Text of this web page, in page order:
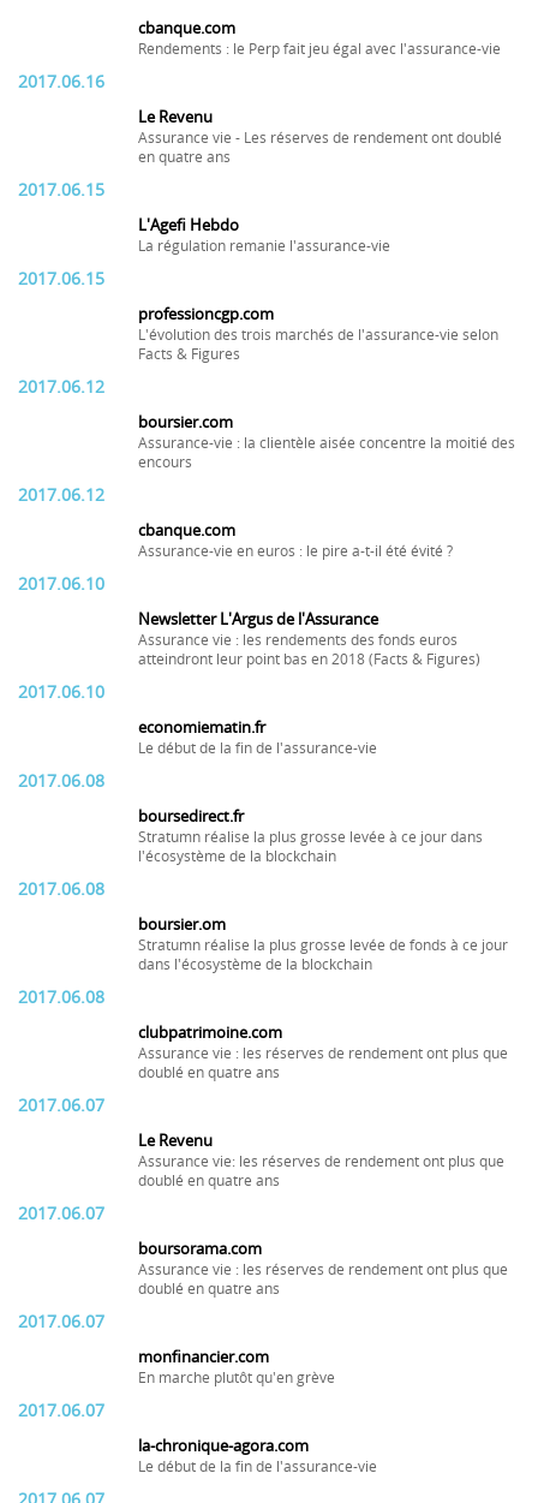
cbanque.com
Rendements : le Perp fait jeu égal avec l'assurance-vie
2017.06.16
Le Revenu
Assurance vie - Les réserves de rendement ont doublé
en quatre ans
2017.06.15
L'Agefi Hebdo
La régulation remanie l'assurance-vie
2017.06.15
professioncgp.com
L'évolution des trois marchés de l'assurance-vie selon
Facts & Figures
2017.06.12
boursier.com
Assurance-vie : la clientèle aisée concentre la moitié des
encours
2017.06.12
cbanque.com
Assurance-vie en euros : le pire a-t-il été évité ?
2017.06.10
Newsletter L'Argus de l'Assurance
Assurance vie : les rendements des fonds euros
atteindront leur point bas en 2018 (Facts & Figures)
2017.06.10
economiematin.fr
Le début de la fin de l'assurance-vie
2017.06.08
boursedirect.fr
Stratumn réalise la plus grosse levée à ce jour dans
l'écosystème de la blockchain
2017.06.08
boursier.om
Stratumn réalise la plus grosse levée de fonds à ce jour
dans l'écosystème de la blockchain
2017.06.08
clubpatrimoine.com
Assurance vie : les réserves de rendement ont plus que
doublé en quatre ans
2017.06.07
Le Revenu
Assurance vie: les réserves de rendement ont plus que
doublé en quatre ans
2017.06.07
boursorama.com
Assurance vie : les réserves de rendement ont plus que
doublé en quatre ans
2017.06.07
monfinancier.com
En marche plutôt qu'en grève
2017.06.07
la-chronique-agora.com
Le début de la fin de l'assurance-vie